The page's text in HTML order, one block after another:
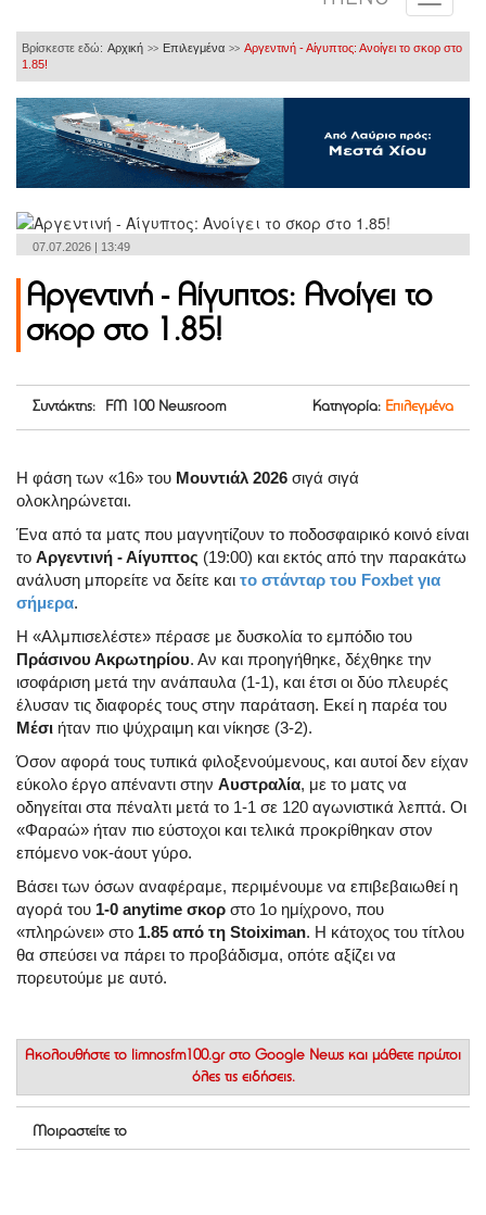
Βρίσκεστε εδώ: Αρχική >> Επιλεγμένα >> Αργεντινή - Αίγυπτος: Ανοίγει το σκορ στο
1.85!
07.07.2026 | 13:49
Αργεντινή - Αίγυπτος: Ανοίγει το
σκορ στο 1.85!
Συντάκτης: FM 100 Newsroom Κατηγορία: Επιλεγμένα
Η φάση των «16» του Μουντιάλ 2026 σιγά σιγά
ολοκληρώνεται.
Ένα από τα ματς που μαγνητίζουν το ποδοσφαιρικό κοινό είναι
το Αργεντινή - Αίγυπτος (19:00) και εκτός από την παρακάτω
ανάλυση μπορείτε να δείτε και το στάνταρ του Foxbet για
σήμερα.
Η «Αλμπισελέστε» πέρασε με δυσκολία το εμπόδιο του
Πράσινου Ακρωτηρίου. Αν και προηγήθηκε, δέχθηκε την
ισοφάριση μετά την ανάπαυλα (1-1), και έτσι οι δύο πλευρές
έλυσαν τις διαφορές τους στην παράταση. Εκεί η παρέα του
Μέσι ήταν πιο ψύχραιμη και νίκησε (3-2).
Όσον αφορά τους τυπικά φιλοξενούμενους, και αυτοί δεν είχαν
εύκολο έργο απέναντι στην Αυστραλία, με το ματς να
οδηγείται στα πέναλτι μετά το 1-1 σε 120 αγωνιστικά λεπτά. Οι
«Φαραώ» ήταν πιο εύστοχοι και τελικά προκρίθηκαν στον
επόμενο νοκ-άουτ γύρο.
Βάσει των όσων αναφέραμε, περιμένουμε να επιβεβαιωθεί η
αγορά του 1-0 anytime σκορ στο 1ο ημίχρονο, που
«πληρώνει» στο 1.85 από τη Stoiximan. Η κάτοχος του τίτλου
θα σπεύσει να πάρει το προβάδισμα, οπότε αξίζει να
πορευτούμε με αυτό.
Ακολουθήστε το limnosfm100.gr στο Google News και μάθετε πρώτοι
όλες τις ειδήσεις.
Μοιραστείτε το